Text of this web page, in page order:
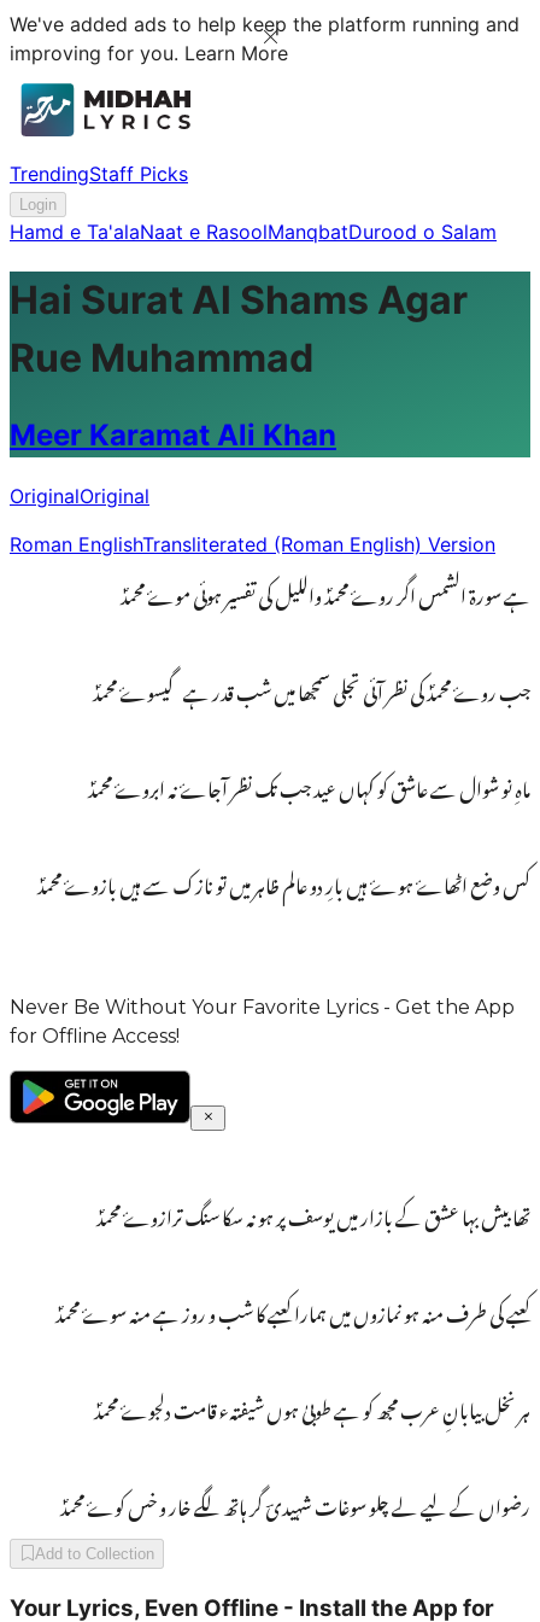
We've added ads to help keep the platform running and
improving for you. Learn More
TrendingStaff Picks
Login
Hamd e Ta'alaNaat e RasoolManqbatDurood o Salam
Hai Surat Al Shams Agar
Rue Muhammad
Meer Karamat Ali Khan
OriginalOriginal
Roman EnglishTransliterated (Roman English) Version
ہے سورۃ الشمس اگر روۓ محمدؐ واللیل کی تفسیر ہوئی موۓ محمدؐ
جب روۓ محمدؐ کی نظر آئی تجلی سمجھا میں شب قدر ہے گیسوۓ محمدؐ
ماہِ نو شوال سے عاشق کو کہاں عید جب تک نظر آجاۓ نہ ابروۓ محمدؐ
کس وضع اٹھاۓ ہوۓ ہیں بارِ دو عالم ظاہر میں تو نازک سے ہیں بازوۓ محمدؐ
Never Be Without Your Favorite Lyrics - Get the App
for Offline Access!
تھا بیش بہا عشق کے بازار میں یوسف پر ہو نہ سکا سنگ ترازوۓ محمدؐ
کعبے کی طرف منہ ہو نمازوں میں ہمارا کعبے کا شب و روز ہے منہ سوۓ محمدؐ
ہر نخل بیابانِ عرب مجھ کو ہے طوبیٰ ہوں شیفتہء قامت دلجوۓ محمدؐ
رضواں کے لیے لے چلو سوغات شہیدیؔ گر ہاتھ لگے خار و خس کوۓ محمدؐ
Add to Collection
Your Lyrics, Even Offline - Install the App for